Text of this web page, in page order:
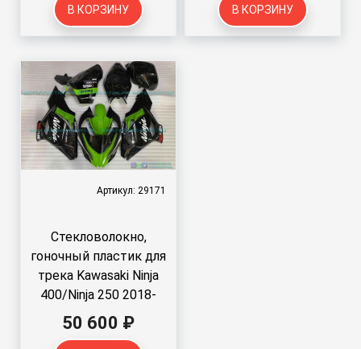
В КОРЗИНУ В КОРЗИНУ
Артикул: 29171
Стекловолокно,
гоночный пластик для
трека Kawasaki Ninja
400/Ninja 250 2018-
2020
50 600 ₽